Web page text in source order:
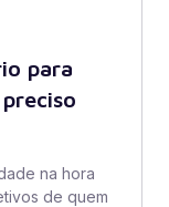
para
na hora
de quem